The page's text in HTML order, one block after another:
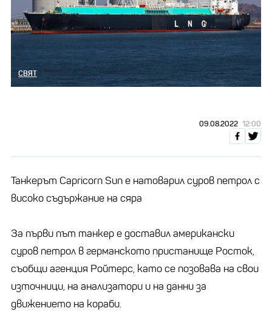
СВЯТ
09.08.2022 12:00
Танкерът Capricorn Sun е натоварил суров петрол с
високо съдържание на сяра
За първи път танкер е доставил американски
суров петрол в германското пристанище Росток,
съобщи агенция Ройтерс, като се позовава на свои
източници, на анализатори и на данни за
движението на кораби.